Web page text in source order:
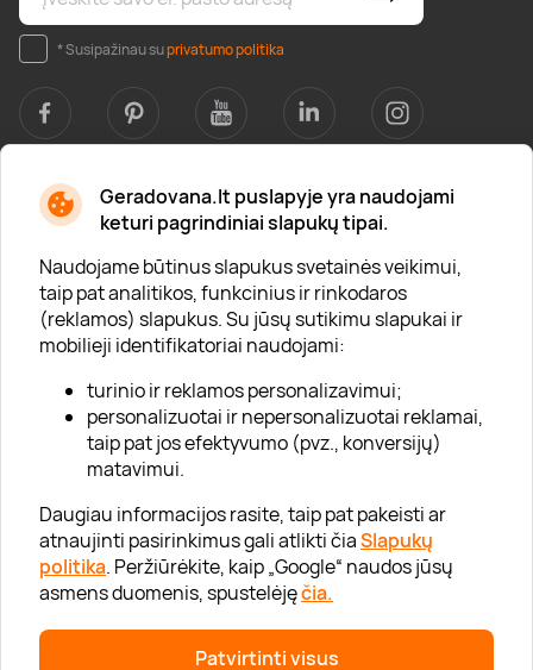
Geradovana.lt puslapyje yra naudojami
keturi pagrindiniai slapukų tipai.
Naudojame būtinus slapukus svetainės veikimui,
taip pat analitikos, funkcinius ir rinkodaros
(reklamos) slapukus. Su jūsų sutikimu slapukai ir
mobilieji identifikatoriai naudojami:
turinio ir reklamos personalizavimui;
personalizuotai ir nepersonalizuotai reklamai,
taip pat jos efektyvumo (pvz., konversijų)
matavimui.
Daugiau informacijos rasite, taip pat pakeisti ar
atnaujinti pasirinkimus gali atlikti čiaSlapukų
politika. Peržiūrėkite, kaip „Google“ naudos jūsų
asmens duomenis, spustelėjęčia.
Patvirtinti visus
* Susipažinau suprivatumo politika
Apie mus
Apie „Gera Dovana“
Lojalumo klubas
Karjera
Visi partneriai
Kontaktai
Tinklaraštis
Informacija